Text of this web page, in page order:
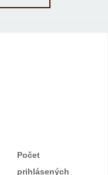
Počet
prihlásených